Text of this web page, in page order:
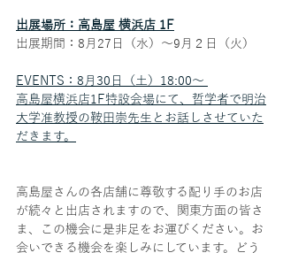
出展場所：高島屋 横浜店 1F
出展期間：8月27日（水）〜9月２日（火）
EVENTS：8月30日（土）18:00〜
高島屋横浜店1F特設会場にて、哲学者で明治
大学准教授の鞍田崇先生とお話しさせていた
だきます。
高島屋さんの各店舗に尊敬する配り手のお店
が続々と出店されますので、関東方面の皆さ
ま、この機会に是非足をお運びください。お
会いできる機会を楽しみにしています。どう